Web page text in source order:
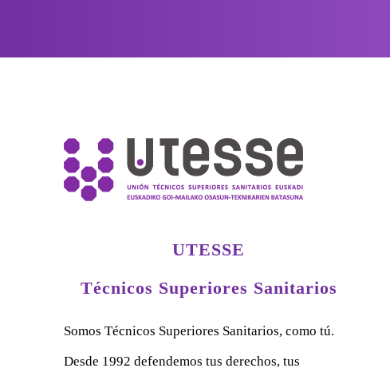
UTESSE
Técnicos Superiores Sanitarios
Somos Técnicos Superiores Sanitarios, como tú.
Desde 1992 defendemos tus derechos, tus